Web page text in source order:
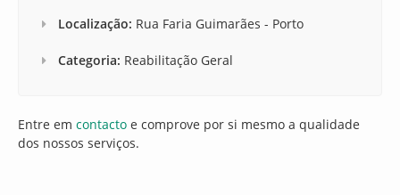
Localização: Rua Faria Guimarães - Porto
Categoria: Reabilitação Geral
Entre em contacto e comprove por si mesmo a qualidade
dos nossos serviços.